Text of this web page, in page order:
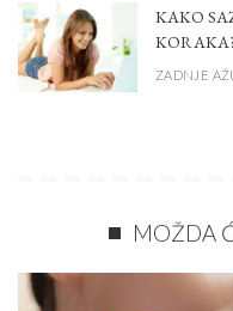
KAKO
ZADNJE
MOŽDA